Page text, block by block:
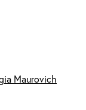
Maurovich